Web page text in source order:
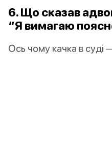
6. Що сказав
“Я вимагаю
Ось чому качка в суді